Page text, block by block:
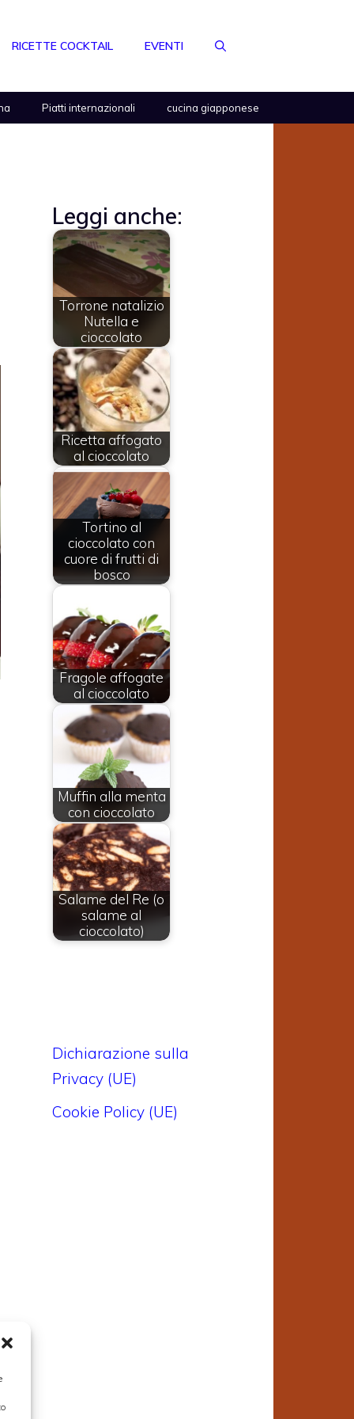
RICETTE COCKTAIL EVENTI
Piatti internazionali cucina giapponese
Leggi anche:
Torrone natalizio
Nutella e
cioccolato
Ricetta affogato
al cioccolato
Tortino al
cioccolato con
cuore di frutti di
bosco
Fragole affogate
al cioccolato
Muffin alla menta
con cioccolato
Salame del Re (o
salame al
cioccolato)
Dichiarazione sulla
Privacy (UE)
Cookie Policy (UE)